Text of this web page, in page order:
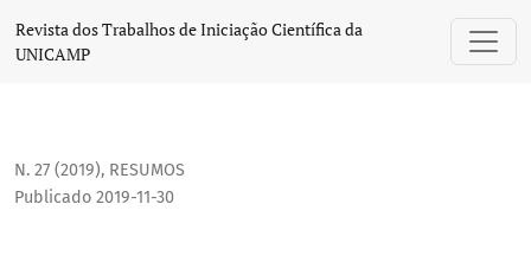
Desenvolvimento de filmes com ácido hialurônico ou
Revista dos Trabalhos de Iniciação Científica da
UNICAMP
N. 27 (2019), RESUMOS
Publicado 2019-11-30